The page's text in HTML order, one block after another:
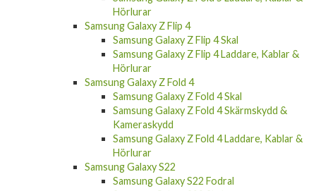
Hörlurar
Samsung Galaxy Z Flip 4
Samsung Galaxy Z Flip 4 Skal
Samsung Galaxy Z Flip 4 Laddare, Kablar &
Hörlurar
Samsung Galaxy Z Fold 4
Samsung Galaxy Z Fold 4 Skal
Samsung Galaxy Z Fold 4 Skärmskydd &
Kameraskydd
Samsung Galaxy Z Fold 4 Laddare, Kablar &
Hörlurar
Samsung Galaxy S22
Samsung Galaxy S22 Fodral